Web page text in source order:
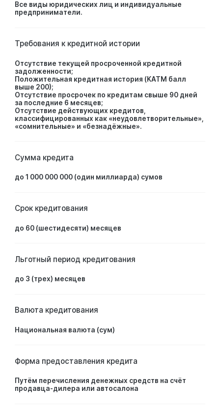
Все виды юридических лиц и индивидуальные
предприниматели.
Требования к кредитной истории
Отсутствие текущей просроченной кредитной
задолженности;
Положительная кредитная история (KATM балл
выше 200);
Отсутствие просрочек по кредитам свыше 90 дней
за последние 6 месяцев;
Отсутствие действующих кредитов,
классифицированных как «неудовлетворительные»,
«сомнительные» и «безнадёжные».
Сумма кредита
до 1 000 000 000 (один миллиарда) сумов
Срок кредитования
до 60 (шестидесяти) месяцев
Льготный период кредитования
до 3 (трех) месяцев
Валюта кредитования
Национальная валюта (сум)
Форма предоставления кредита
Путём перечисления денежных средств на счёт
продавца-дилера или автосалона